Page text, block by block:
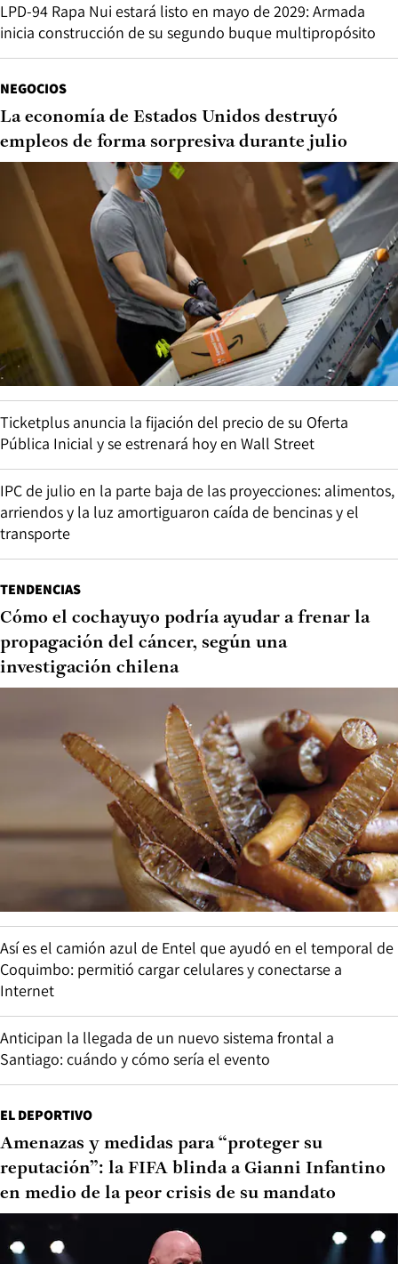
LPD-94 Rapa Nui estará listo en mayo de 2029: Armada
inicia construcción de su segundo buque multipropósito
NEGOCIOS
La economía de Estados Unidos destruyó
empleos de forma sorpresiva durante julio
Ticketplus anuncia la fijación del precio de su Oferta
Pública Inicial y se estrenará hoy en Wall Street
IPC de julio en la parte baja de las proyecciones: alimentos,
arriendos y la luz amortiguaron caída de bencinas y el
transporte
TENDENCIAS
Cómo el cochayuyo podría ayudar a frenar la
propagación del cáncer, según una
investigación chilena
Así es el camión azul de Entel que ayudó en el temporal de
Coquimbo: permitió cargar celulares y conectarse a
Internet
Anticipan la llegada de un nuevo sistema frontal a
Santiago: cuándo y cómo sería el evento
EL DEPORTIVO
Amenazas y medidas para “proteger su
reputación”: la FIFA blinda a Gianni Infantino
en medio de la peor crisis de su mandato